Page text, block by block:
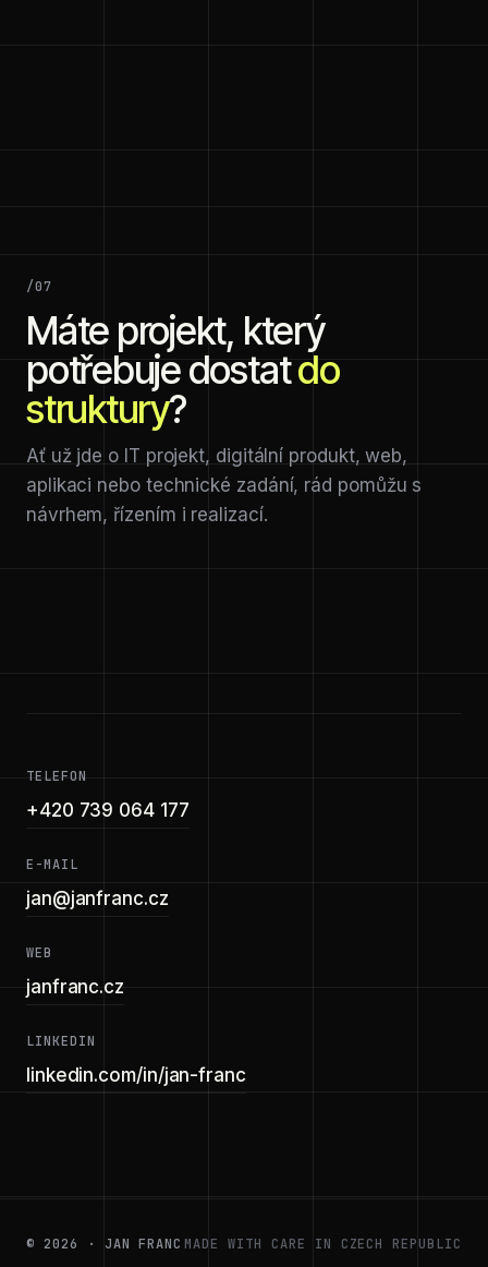
/07
Máte projekt, který
potřebuje dostatdo
struktury?
Ať už jde o IT projekt, digitální produkt, web,
aplikaci nebo technické zadání, rád pomůžu s
návrhem, řízením i realizací.
TELEFON
+420 739 064 177
E-MAIL
jan@janfranc.cz
WEB
janfranc.cz
LINKEDIN
linkedin.com/in/jan-franc
© 2026 · JAN FRANC MADE WITH CARE IN CZECH REPUBLIC